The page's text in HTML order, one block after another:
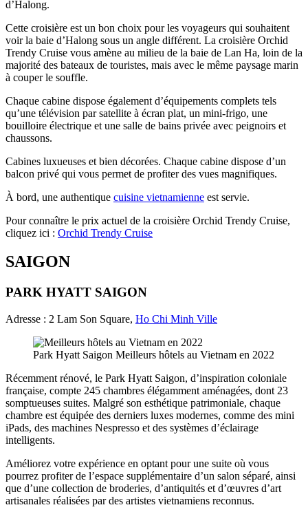
d’Halong.
Cette croisière est un bon choix pour les voyageurs qui souhaitent
voir la baie d’Halong sous un angle différent. La croisière Orchid
Trendy Cruise vous amène au milieu de la baie de Lan Ha, loin de la
majorité des bateaux de touristes, mais avec le même paysage marin
à couper le souffle.
Chaque cabine dispose également d’équipements complets tels
qu’une télévision par satellite à écran plat, un mini-frigo, une
bouilloire électrique et une salle de bains privée avec peignoirs et
chaussons.
Cabines luxueuses et bien décorées. Chaque cabine dispose d’un
balcon privé qui vous permet de profiter des vues magnifiques.
À bord, une authentique cuisine vietnamienne est servie.
Pour connaître le prix actuel de la croisière Orchid Trendy Cruise,
cliquez ici : Orchid Trendy Cruise
SAIGON
PARK HYATT SAIGON
Adresse : 2 Lam Son Square, Ho Chi Minh Ville
Park Hyatt Saigon Meilleurs hôtels au Vietnam en 2022
Récemment rénové, le Park Hyatt Saigon, d’inspiration coloniale
française, compte 245 chambres élégamment aménagées, dont 23
somptueuses suites. Malgré son esthétique patrimoniale, chaque
chambre est équipée des derniers luxes modernes, comme des mini
iPads, des machines Nespresso et des systèmes d’éclairage
intelligents.
Améliorez votre expérience en optant pour une suite où vous
pourrez profiter de l’espace supplémentaire d’un salon séparé, ainsi
que d’une collection de broderies, d’antiquités et d’œuvres d’art
artisanales réalisées par des artistes vietnamiens reconnus.